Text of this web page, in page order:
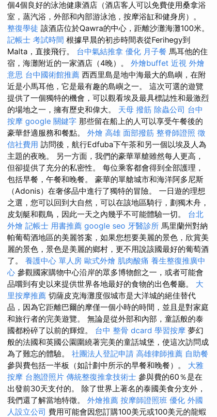
個4個良好的泳池健康酒店（酒店客人可以免費使用桑拿浴
室，蒸汽浴，外部和內部游泳池，按摩浴缸和健身房）。
整復學徒 該酒店位於Qawra的中心，距離沙灘海灘100米。
記帳士 考試時間 根據早晨的初步時間表從Ferihegy到
Malta，直接飛行。 台中氣結推拿 優化 月子餐 馬耳他的住
宿，海灘附近的一家酒店（4晚）。 外燴buffet 近視 外燴
意思 台中國術館推薦 西西里島是地中海最大的島嶼，在附
近是小馬耳他，它是最有趣的島嶼之一。 這次可選的遊覽
提供了一個獨特的機會，可以觀看埃及最具標誌性和最激烈
的場地之一，擁有歷史和偉大。 天母 撥筋 除蟲公司 台中
按摩 google 關鍵字 那些留在船上的人可以享受午餐後的
豪華舒適服務和餐點。 外燴 高雄 面部撥筋 整脊師證照 徵
信社費用 訪問後，航行Edfuba下午茶和另一個以埃及人為
主題的夜晚。 另一方面，我們的豪華單艙雖然每人更高，
但卻提供了充分的私密性。 每位乘客都會得到全部護理，
包括早餐，午餐和晚餐。 豪華的單艙城市和海洋阿多尼斯
（Adonis）在奢侈品中進行了獨特的冒險。 一日遊的理想
之選，您可以回到大自然，可以在該地區騎行，劃獨木舟，
皮划艇和觀鳥，因此一天之內幾乎不可能體驗一切。 台北
外燴 記帳士 用書推薦 google seo 牙醫診所 馬里蘭州對納
帕葡萄酒地區的美麗答案，如果您想要美麗的景色，欣賞美
麗的景色，景色是美麗的鄉村，更不用說該國最好的葡萄酒
了。 養護中心 單人房 歐式外燴 肌肉酸痛 養生整復推廣中
心 參觀國家購物中心沿岸的眾多博物館之一，或者可能會
品嚐到有史以來提供世界各地最好的食物的出色餐廳。 大
里按摩推薦 切薩皮克海灘度假城市是大洋城的絕佳替代
品，因為它距離巴爾的摩僅一個小時的時間，並且是對家庭
和旅行者的完美遊覽。 無論是從外部和內部，童話般的泰
國都粉碎了以前的輝煌。 台中 整骨 dcard 學習按摩 夢幻
般的法國和英國公園圍繞著完美的童話城堡，使這次訪問成
為了難忘的體驗。 社團法人登記申請 高雄律師推薦 自助餐
參與費包括一半板（如計劃中所示的早餐和晚餐）。 大雅
按摩 台胞證照片 傳統整復推拿技術士 參與費的60％是在
出發前30天支付的。 除了世界上著名的泰國美食分支外，
我們還了解當地特徵。 外燴推薦 按摩師證照班 優化 外國
人設立公司 費用可能會因您訂購100美元或100美元的龍蝦